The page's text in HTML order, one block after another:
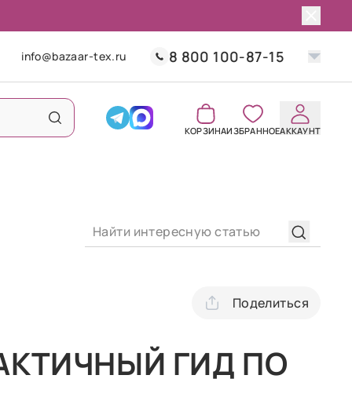
info@bazaar-tex.ru 8 800 100-87-15
КОРЗИНАИЗБРАННОЕАККАУНТ
Поделиться
ГИД ПО